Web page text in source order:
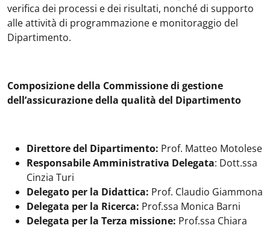
verifica dei processi e dei risultati, nonché di supporto
alle attività di programmazione e monitoraggio del
Dipartimento.
Composizione della Commissione di gestione
dell’assicurazione della qualità del Dipartimento
Direttore del Dipartimento: Prof. Matteo Motolese
Responsabile Amministrativa Delegata: Dott.ssa
Cinzia Turi
Delegato per la Didattica: Prof. Claudio Giammona
Delegata per la Ricerca: Prof.ssa Monica Barni
Delegata per la Terza missione: Prof.ssa Chiara